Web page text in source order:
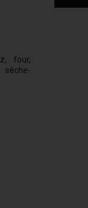
four,
sèche-